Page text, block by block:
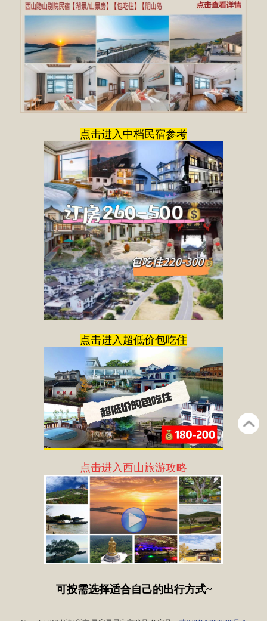
点击进入中档民宿参考
点击进入超低价包吃住
点击进入西山旅游攻略
可按需选择适合自己的出行方式~